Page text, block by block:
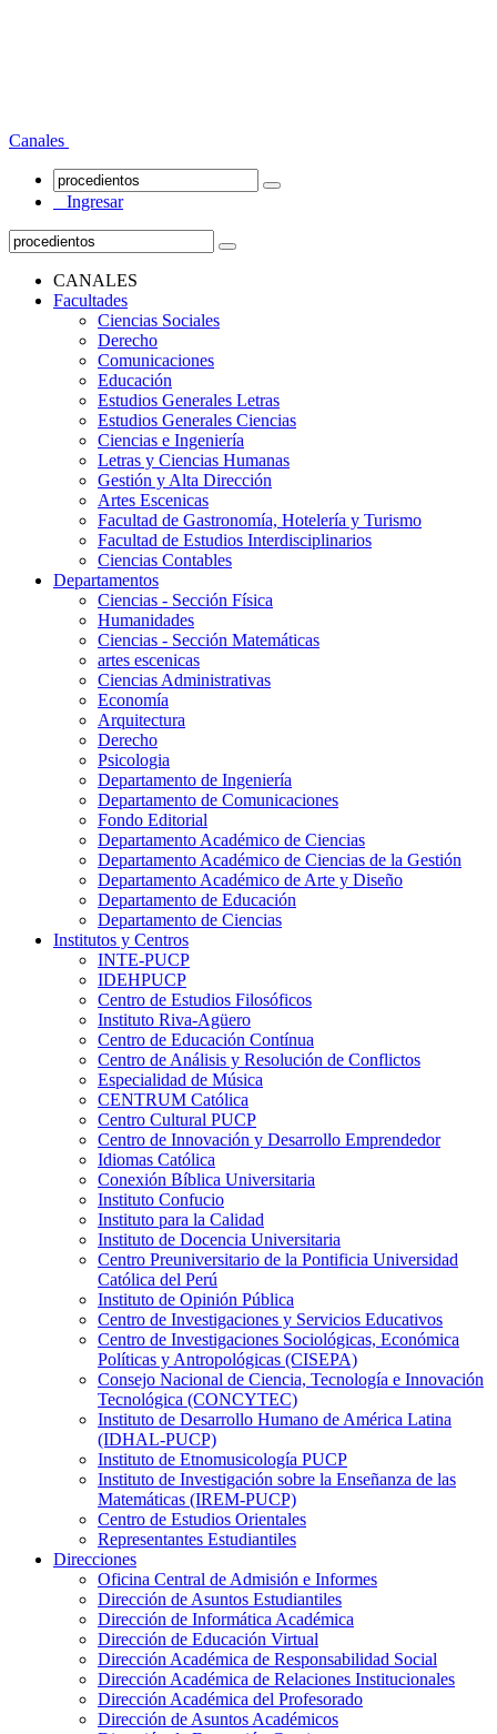
Canales
Ingresar
CANALES
Facultades
Ciencias Sociales
Derecho
Comunicaciones
Educación
Estudios Generales Letras
Estudios Generales Ciencias
Ciencias e Ingeniería
Letras y Ciencias Humanas
Gestión y Alta Dirección
Artes Escenicas
Facultad de Gastronomía, Hotelería y Turismo
Facultad de Estudios Interdisciplinarios
Ciencias Contables
Departamentos
Ciencias - Sección Física
Humanidades
Ciencias - Sección Matemáticas
artes escenicas
Ciencias Administrativas
Economía
Arquitectura
Derecho
Psicologia
Departamento de Ingeniería
Departamento de Comunicaciones
Fondo Editorial
Departamento Académico de Ciencias
Departamento Académico de Ciencias de la Gestión
Departamento Académico de Arte y Diseño
Departamento de Educación
Departamento de Ciencias
Institutos y Centros
INTE-PUCP
IDEHPUCP
Centro de Estudios Filosóficos
Instituto Riva-Agüero
Centro de Educación Contínua
Centro de Análisis y Resolución de Conflictos
Especialidad de Música
CENTRUM Católica
Centro Cultural PUCP
Centro de Innovación y Desarrollo Emprendedor
Idiomas Católica
Conexión Bíblica Universitaria
Instituto Confucio
Instituto para la Calidad
Instituto de Docencia Universitaria
Centro Preuniversitario de la Pontificia Universidad
Católica del Perú
Instituto de Opinión Pública
Centro de Investigaciones y Servicios Educativos
Centro de Investigaciones Sociológicas, Económica
Políticas y Antropológicas (CISEPA)
Consejo Nacional de Ciencia, Tecnología e Innovación
Tecnológica (CONCYTEC)
Instituto de Desarrollo Humano de América Latina
(IDHAL-PUCP)
Instituto de Etnomusicología PUCP
Instituto de Investigación sobre la Enseñanza de las
Matemáticas (IREM-PUCP)
Centro de Estudios Orientales
Representantes Estudiantiles
Direcciones
Oficina Central de Admisión e Informes
Dirección de Asuntos Estudiantiles
Dirección de Informática Académica
Dirección de Educación Virtual
Dirección Académica de Responsabilidad Social
Dirección Académica de Relaciones Institucionales
Dirección Académica del Profesorado
Dirección de Asuntos Académicos